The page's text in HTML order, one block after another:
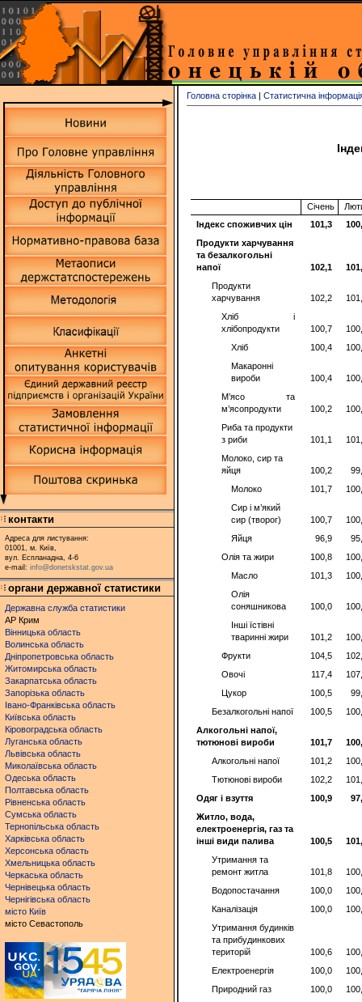
контакти
Адреса для листування:
01001, м. Київ,
вул. Еспланадна, 4-6
e-mail: info@donetskstat.gov.ua
органи державної статистики
Державна служба статистики
АР Крим
Вінницька область
Волинська область
Дніпропетровська область
Житомирська область
Закарпатська область
Запорізька область
Івано-Франківська область
Київська область
Кіровоградська область
Луганська область
Львівська область
Миколаївська область
Одеська область
Полтавська область
Рівненська область
Сумська область
Тернопільська область
Харківська область
Херсонська область
Хмельницька область
Черкаська область
Чернівецька область
Чернігівська область
місто Київ
місто Севастополь
Головна сторінка | Статистична
Січень
Індекс споживчих цін
101,3
Продукти харчування
та безалкогольні
напої
102,1
Продукти
харчування
102,2
Хліб і
хлібопродукти
100,7
Хліб
100,4
Макаронні
вироби
100,4
М’ясо та
м’ясопродукти
100,2
Риба та продукти
з риби
101,1
Молоко, сир та
яйця
100,2
Молоко
101,7
Сир і м’який
сир (творог)
100,7
Яйця
96,9
Олія та жири
100,8
Масло
101,3
Олія
соняшникова
100,0
Інші їстівні
тваринні жири
101,2
Фрукти
104,5
Овочі
117,4
Цукор
100,5
Безалкогольні напої
100,5
Алкогольні напої,
тютюнові вироби
101,7
Алкогольні напої
101,2
Тютюнові вироби
102,2
Одяг і взуття
100,9
Житло, вода,
електроенергія, газ та
інші види палива
100,5
Утримання та
ремонт житла
101,8
Водопостачання
100,0
Каналізація
100,0
Утримання будинків
та прибудинкових
територій
100,6
Електроенергія
100,0
Природний газ
100,0